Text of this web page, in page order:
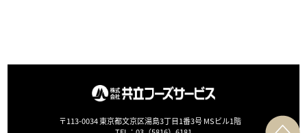
〒113-0034 東京都文京区湯島3丁目1番3号 MSビル1階